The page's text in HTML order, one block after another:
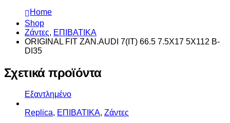
Home
Shop
Ζάντες, ΕΠΙΒΑΤΙΚΑ
ORIGINAL FIT ZAN.AUDI 7(IT) 66.5 7.5X17 5X112 B-
DI35
Σχετικά προϊόντα
Εξαντλημένο
Replica, ΕΠΙΒΑΤΙΚΑ, Ζάντες